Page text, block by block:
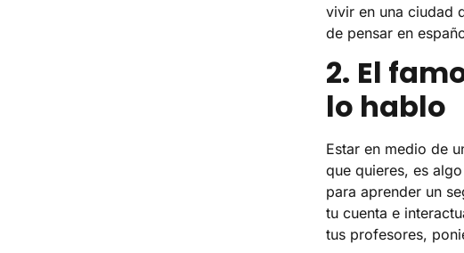
vivir en una ciudad
de pensar en
2. El
lo hablo
Estar en medio de
que quieres, es
para aprender un
tu cuenta e
tus profesores,